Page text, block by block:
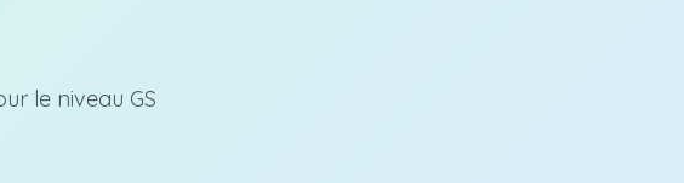
le niveau GS